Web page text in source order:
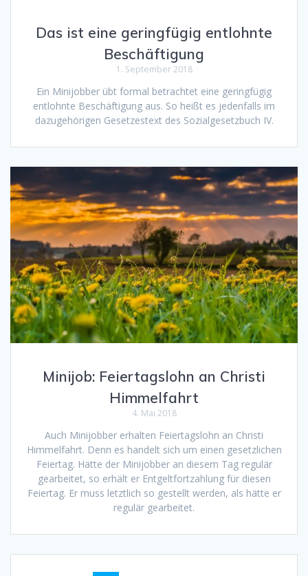
Das ist eine geringfügig entlohnte
Beschäftigung
1. September 2018
Ein Minijobber übt formal betrachtet eine geringfügig
entlohnte Beschäftigung aus. So heißt es jedenfalls im
dazugehörigen Gesetzestext des Sozialgesetzbuch IV.
Minijob: Feiertagslohn an Christi
Himmelfahrt
4. Mai 2018
Auch Minijobber erhalten Feiertagslohn an Christi
Himmelfahrt. Denn es handelt sich um einen gesetzlichen
Feiertag. Hätte der Minijobber an diesem Tag regulär
gearbeitet, so erhält er Entgeltfortzahlung für diesen
Feiertag. Er muss letztlich so gestellt werden, als hätte er
regulär gearbeitet.
Beitragsnavigation